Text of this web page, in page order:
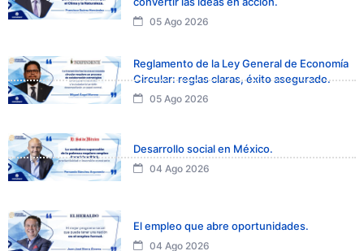
05 Ago 2026
Reglamento de la Ley General de Economía
Circular: reglas claras, éxito asegurado.
05 Ago 2026
Desarrollo social en México.
04 Ago 2026
El empleo que abre oportunidades.
04 Ago 2026